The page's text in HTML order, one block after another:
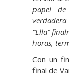
papel
“Ella”
horas,
Con un
final de